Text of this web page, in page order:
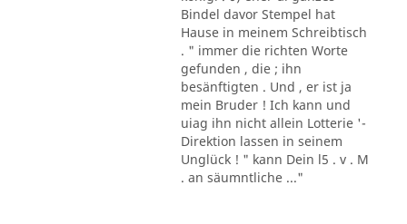
Bindel davor Stempel hat
Hause in meinem Schreibtisch
. " immer die richten Worte
gefunden , die ; ihn
besänftigten . Und , er ist ja
mein Bruder ! Ich kann und
uiag ihn nicht allein Lotterie '-
Direktion lassen in seinem
Unglück ! " kann Dein l5 . v . M
. an säumntliche ..."